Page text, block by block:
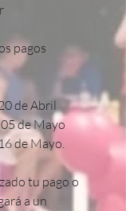
pagos
de Abril
de Mayo
de Mayo.
tu pago o
a un